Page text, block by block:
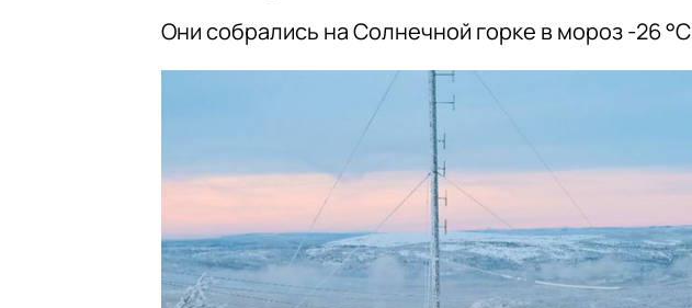
Они собрались на Солнечной горке в мороз -26 °C